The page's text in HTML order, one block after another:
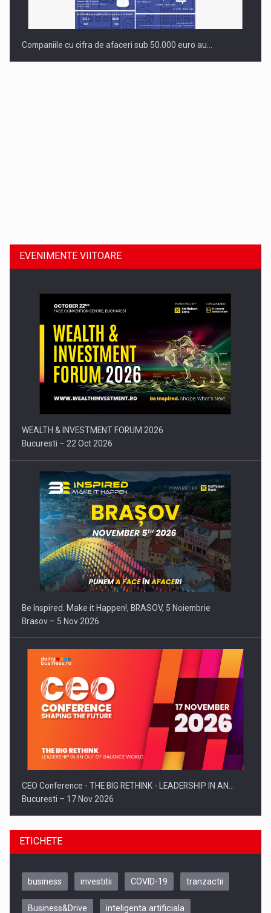
Companiile cu cifra de afaceri sub 50.000 euro au…
Comunicat de presa: Joburile part-time reincep sa intre pe…
EVENIMENTE VIITOARE
WEALTH & INVESTMENT FORUM 2026
Bucuresti – 22 Oct 2026
Be Inspired. Make it Happen!, BRASOV, 5 Noiembrie
Brasov – 5 Nov 2026
CEO Conference - THE BIG RETHINK - LEADERSHIP IN AN…
Bucuresti – 17 Nov 2026
ETICHETE
business investitii COVID-19 tranzactii
Business&Drive inteligenta artificiala